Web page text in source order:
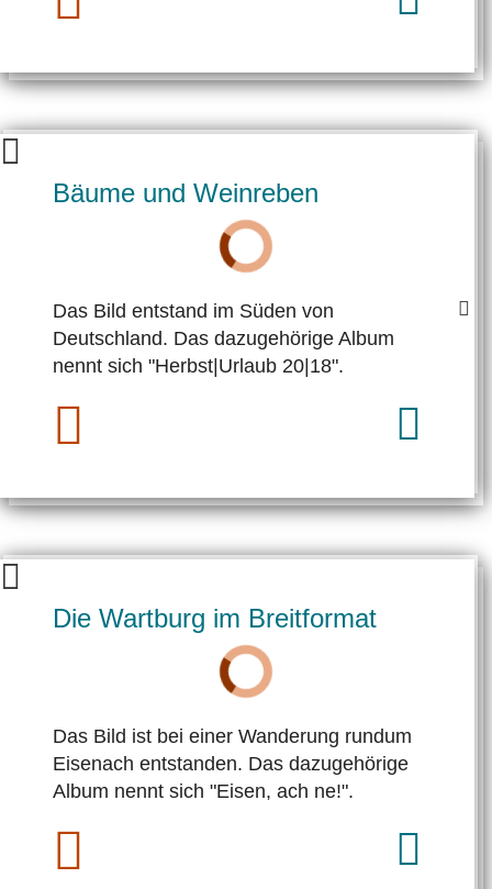
Bäume und Weinreben
Das Bild entstand im Süden von
Deutschland. Das dazugehörige Album
nennt sich "Herbst|Urlaub 20|18".
Die Wartburg im Breitformat
Das Bild ist bei einer Wan­de­rung rund­um
Eisenach ent­standen. Das dazugehörige
Album nennt sich "Eisen, ach ne!".